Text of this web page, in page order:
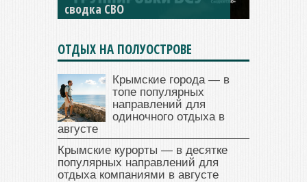
сводка СВО
ОТДЫХ НА ПОЛУОСТРОВЕ
Крымские города — в
топе популярных
направлений для
одиночного отдыха в
августе
Крымские курорты — в десятке
популярных направлений для
отдыха компаниями в августе